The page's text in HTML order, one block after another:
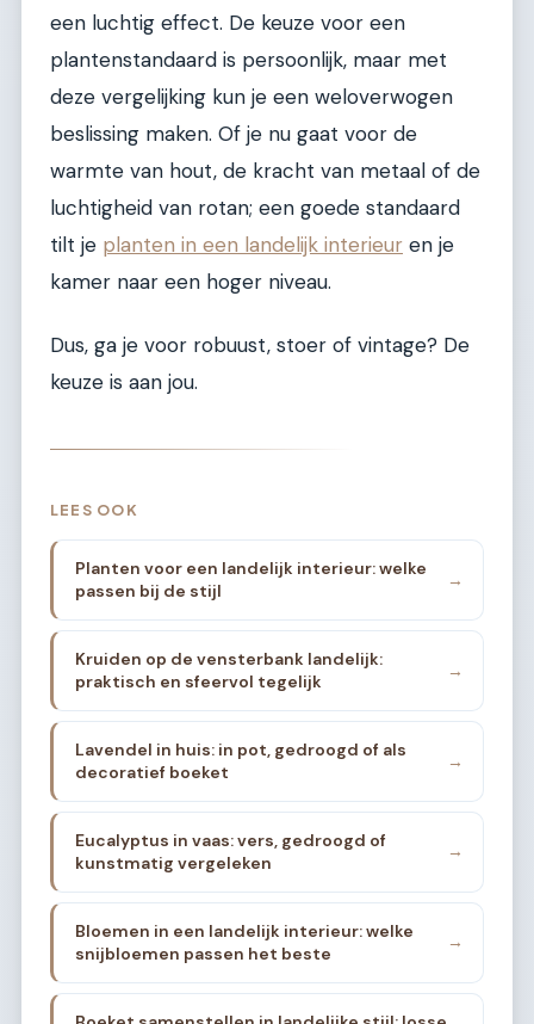
een luchtig effect. De keuze voor een
plantenstandaard is persoonlijk, maar met
deze vergelijking kun je een weloverwogen
beslissing maken. Of je nu gaat voor de
warmte van hout, de kracht van metaal of de
luchtigheid van rotan; een goede standaard
tilt je planten in een landelijk interieur en je
kamer naar een hoger niveau.
Dus, ga je voor robuust, stoer of vintage? De
keuze is aan jou.
LEES OOK
Planten voor een landelijk interieur: welke
passen bij de stijl
→
Kruiden op de vensterbank landelijk:
praktisch en sfeervol tegelijk
→
Lavendel in huis: in pot, gedroogd of als
decoratief boeket
→
Eucalyptus in vaas: vers, gedroogd of
kunstmatig vergeleken
→
Bloemen in een landelijk interieur: welke
snijbloemen passen het beste
→